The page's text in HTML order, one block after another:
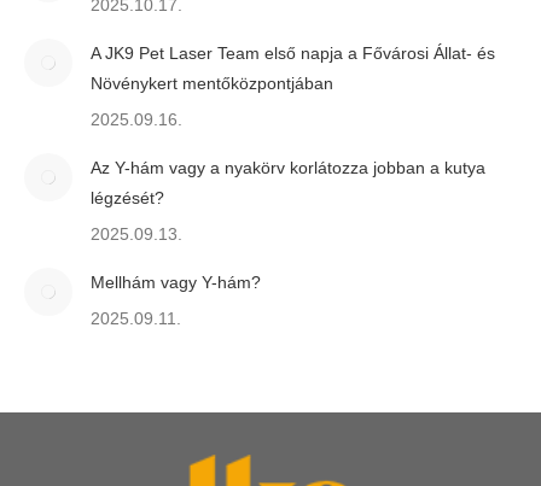
2025.10.17.
A JK9 Pet Laser Team első napja a Fővárosi Állat- és
Növénykert mentőközpontjában
2025.09.16.
Az Y-hám vagy a nyakörv korlátozza jobban a kutya
légzését?
2025.09.13.
Mellhám vagy Y-hám?
2025.09.11.